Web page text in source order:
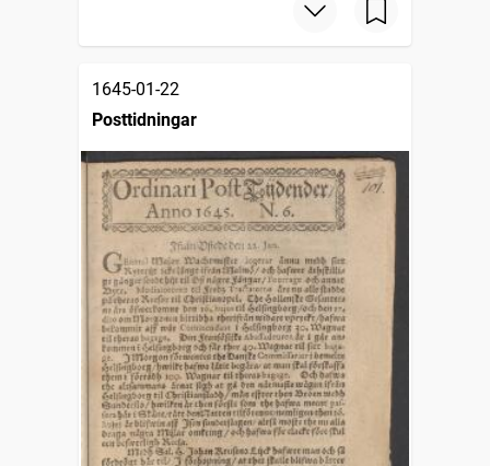
1645-01-22
Posttidningar